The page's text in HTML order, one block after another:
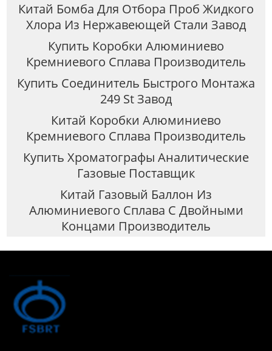
Китай Бомба Для Отбора Проб Жидкого
Хлора Из Нержавеющей Стали Завод
Купить Коробки Алюминиево
Кремниевого Сплава Производитель
Купить Соединитель Быстрого Монтажа
249 St Завод
Китай Коробки Алюминиево
Кремниевого Сплава Производитель
Купить Хроматографы Аналитические
Газовые Поставщик
Китай Газовый Баллон Из
Алюминиевого Сплава С Двойными
Концами Производитель